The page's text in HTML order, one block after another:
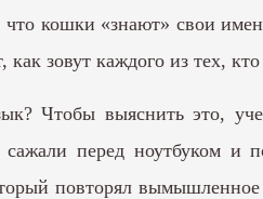
кошки «знают» свои
зовут каждого из тех,
Чтобы выяснить это,
перед ноутбуком и
повторял